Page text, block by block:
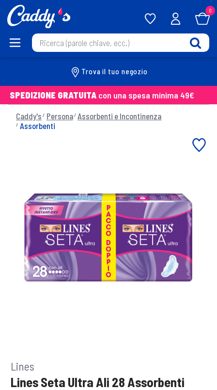
0
Trova il tuo negozio
SPEDIZIONE GRATUITA con una spesa minima 49€
Caddy's Persona Assorbenti e Incontinenza
Assorbenti
Lines
Lines Seta Ultra Ali 28 Assorbenti